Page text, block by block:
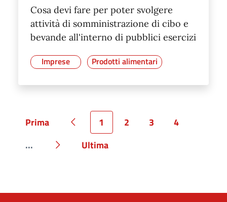
Cosa devi fare per poter svolgere
attività di somministrazione di cibo e
bevande all'interno di pubblici esercizi
Imprese Prodotti alimentari
Pagina
Prima Pagina precedente
Pagina
1 Pagina
2 Pagina
3 Pagina
4
Pagina
... Pagina successiva
Pagina
Ultima